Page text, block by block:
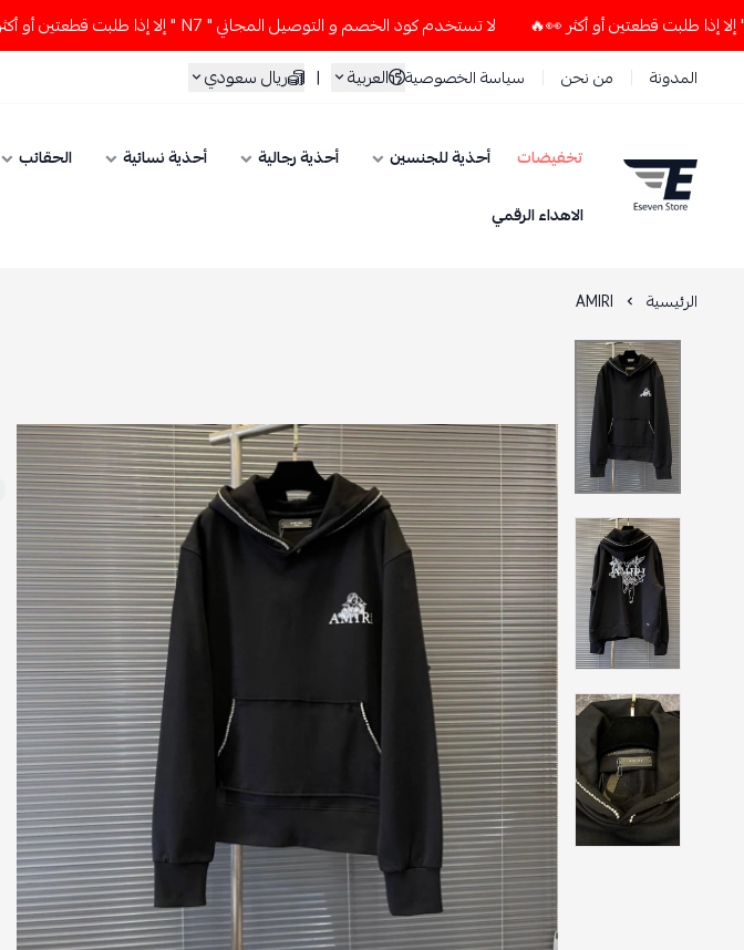
لا تستخدم كود الخصم و التوصيل المجاني " N7 " إلا إذا طلبت قطعتين أو أكثر 👀🔥
المدونة من نحن سياسة الخصوصية العربية | ريال سعودي
ESEVEN STORE
تخفيضات أحذية للجنسين أحذية رجالية أحذية نسائية الحقائب
الاهداء الرقمي
الرئيسية AMIRI